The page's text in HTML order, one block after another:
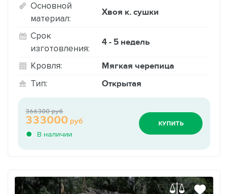
Основной
материал:
Хвоя к. сушки
Срок
изготовления:
4 - 5 недель
Кровля: Мягкая черепица
Тип: Открытая
В наличии
333000 руб
366300 руб
КУПИТЬ